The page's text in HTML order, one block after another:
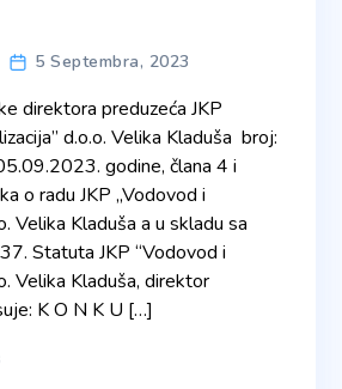
5 Septembra, 2023
direktora preduzeća JKP
d.o.o. Velika Kladuša broj:
godine, člana 4 i
o radu JKP „Vodovod i
Velika Kladuša a u skladu sa
Statuta JKP “Vodovod i
Velika Kladuša, direktor
K O N K U […]